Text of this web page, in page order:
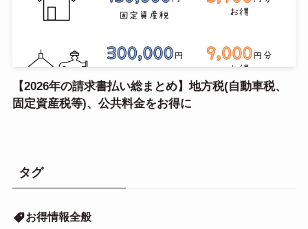
【2026年の請求書払い総まとめ】地方税(自動車税、
固定資産税等)、公共料金をお得に
タグ
お得情報全般